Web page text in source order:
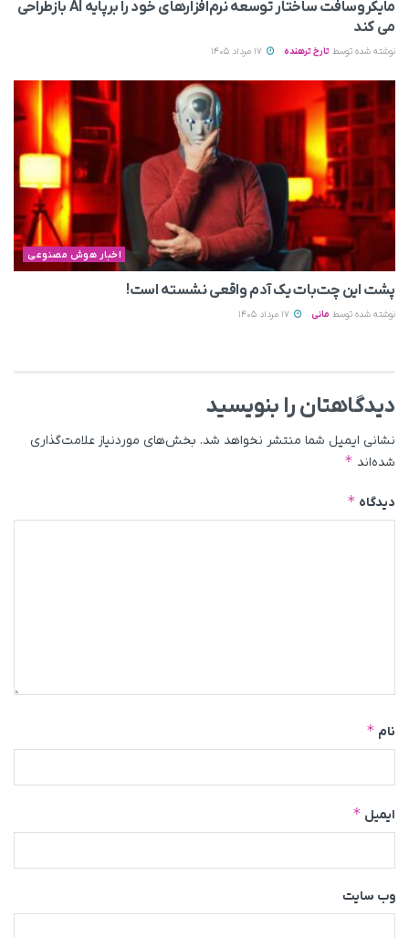
مایکروسافت ساختار توسعه نرم‌افزارهای خود را برپایه AI بازطراحی
می‌ کند
نوشته شده توسط تارخ ترهنده
اخبار هوش مصنوعی
پشت این چت‌بات یک آدم واقعی نشسته است!
نوشته شده توسط مانی
دیدگاهتان را بنویسید
نشانی ایمیل شما منتشر نخواهد شد. بخش‌های موردنیاز علامت‌گذاری
شده‌اند *
دیدگاه *
نام *
ایمیل *
وب‌ سایت